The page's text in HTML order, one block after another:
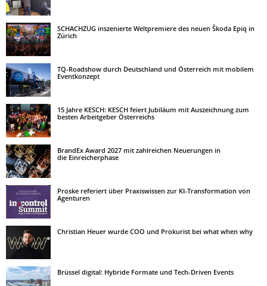
SCHACHZUG inszenierte Weltpremiere des neuen Škoda Epiq in
Zürich
TQ-Roadshow durch Deutschland und Österreich mit mobilem
Eventkonzept
15 Jahre KESCH: KESCH feiert Jubiläum mit Auszeichnung zum
besten Arbeitgeber Österreichs
BrandEx Award 2027 mit zahlreichen Neuerungen in
die Einreicherphase
Proske referiert über Praxiswissen zur KI-Transformation von
Agenturen
Christian Heuer wurde COO und Prokurist bei what when why
Brüssel digital: Hybride Formate und Tech-Driven Events